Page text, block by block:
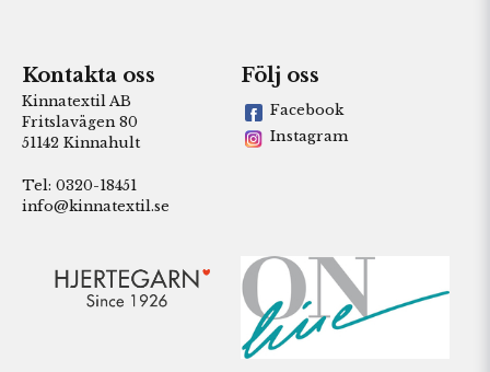
Kontakta oss
Kinnatextil AB
Fritslavägen 80
51142 Kinnahult
Tel: 0320-18451
info@kinnatextil.se
Följ oss
Facebook
Instagram